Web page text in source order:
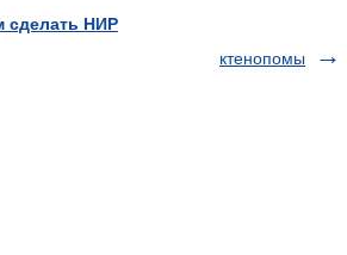
сделать НИР
ктенопомы